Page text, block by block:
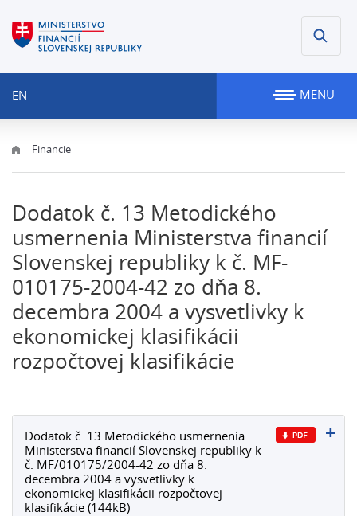
EN MENU
Financie
Dodatok č. 13 Metodického
usmernenia Ministerstva financií
Slovenskej republiky k č. MF-
010175-2004-42 zo dňa 8.
decembra 2004 a vysvetlivky k
ekonomickej klasifikácii
rozpočtovej klasifikácie
Dodatok č. 13 Metodického usmernenia
Ministerstva financií Slovenskej republiky k
č. MF/010175/2004-42 zo dňa 8.
decembra 2004 a vysvetlivky k
ekonomickej klasifikácii rozpočtovej
klasifikácie (144kB)